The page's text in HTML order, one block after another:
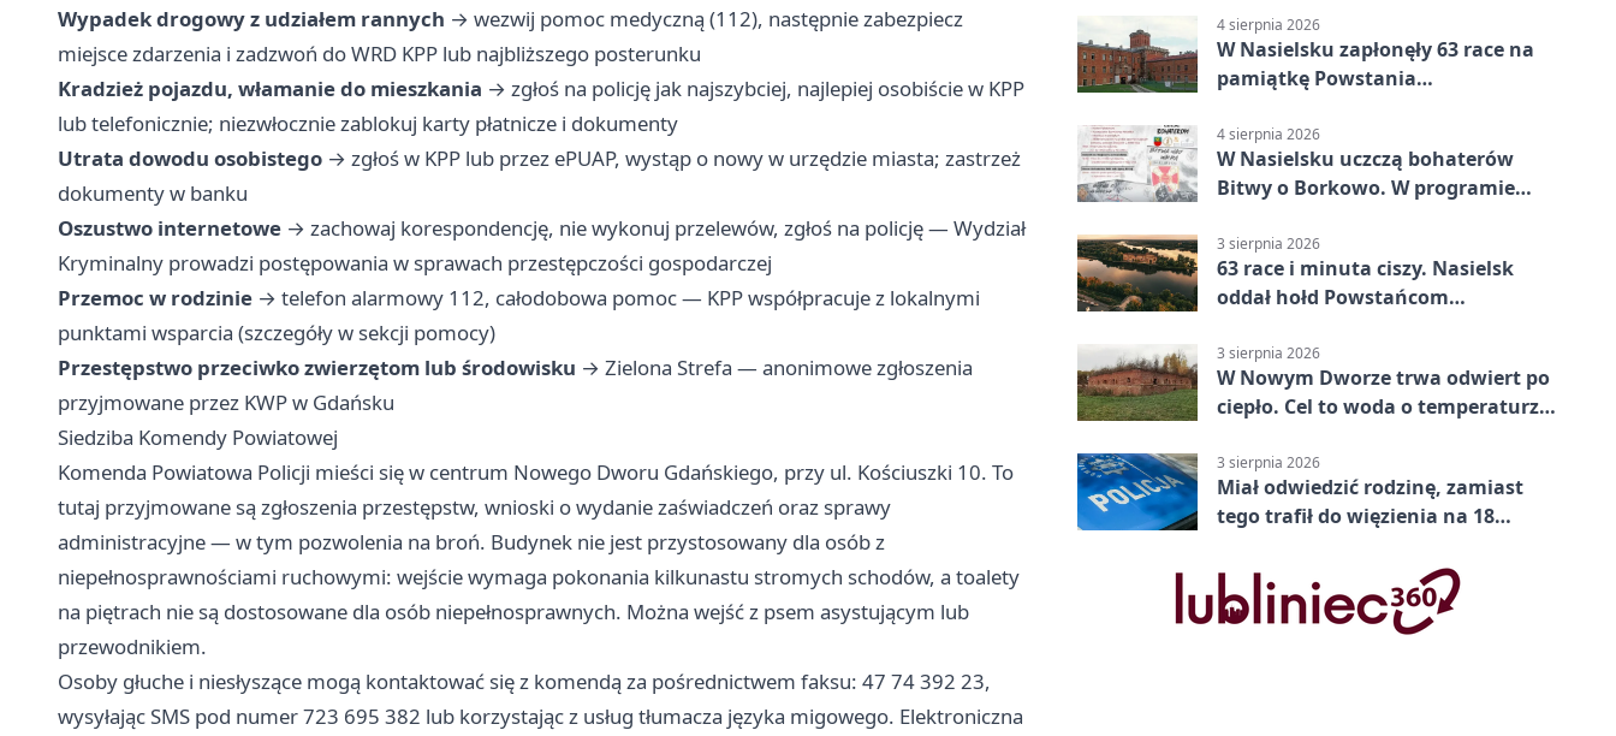
Wypadek drogowy z udziałem rannych → wezwij pomoc medyczną (112), następnie zabezpiecz
miejsce zdarzenia i zadzwoń do WRD KPP lub najbliższego posterunku
Kradzież pojazdu, włamanie do mieszkania → zgłoś na policję jak najszybciej, najlepiej osobiście w KPP
lub telefonicznie; niezwłocznie zablokuj karty płatnicze i dokumenty
Utrata dowodu osobistego → zgłoś w KPP lub przez ePUAP, wystąp o nowy w urzędzie miasta; zastrzeż
dokumenty w banku
Oszustwo internetowe → zachowaj korespondencję, nie wykonuj przelewów, zgłoś na policję — Wydział
Kryminalny prowadzi postępowania w sprawach przestępczości gospodarczej
Przemoc w rodzinie → telefon alarmowy 112, całodobowa pomoc — KPP współpracuje z lokalnymi
punktami wsparcia (szczegóły w sekcji pomocy)
Przestępstwo przeciwko zwierzętom lub środowisku → Zielona Strefa — anonimowe zgłoszenia
przyjmowane przez KWP w Gdańsku
Siedziba Komendy Powiatowej
Komenda Powiatowa Policji mieści się w centrum Nowego Dworu Gdańskiego, przy ul. Kościuszki 10. To
tutaj przyjmowane są zgłoszenia przestępstw, wnioski o wydanie zaświadczeń oraz sprawy
administracyjne — w tym pozwolenia na broń. Budynek nie jest przystosowany dla osób z
niepełnosprawnościami ruchowymi: wejście wymaga pokonania kilkunastu stromych schodów, a toalety
na piętrach nie są dostosowane dla osób niepełnosprawnych. Można wejść z psem asystującym lub
przewodnikiem.
Osoby głuche i niesłyszące mogą kontaktować się z komendą za pośrednictwem faksu: 47 74 392 23,
wysyłając SMS pod numer 723 695 382 lub korzystając z usług tłumacza języka migowego. Elektroniczna
4 sierpnia 2026
W Nasielsku zapłonęły 63 race na
pamiątkę Powstania
4 sierpnia 2026
W Nasielsku uczczą bohaterów
Bitwy o Borkowo. W programie
3 sierpnia 2026
63 race i minuta ciszy. Nasielsk
oddał hołd Powstańcom
3 sierpnia 2026
W Nowym Dworze trwa odwiert po
ciepło. Cel to woda o temperaturze
3 sierpnia 2026
Miał odwiedzić rodzinę, zamiast
tego trafił do więzienia na 18